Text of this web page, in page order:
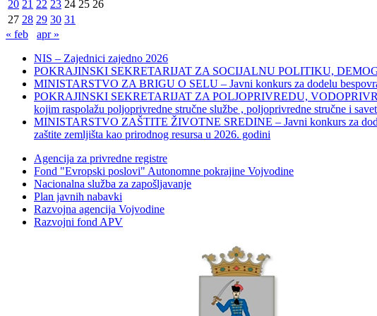
20 21 22 23 24 25 26
27 28 29 30 31
« feb
apr »
NIS – Zajednici zajedno 2026
POKRAJINSKI SEKRETARIJAT ZA SOCIJALNU POLITIKU,
MINISTARSTVO ZA BRIGU O SELU – Javni konkurs za dodelu
POKRAJINSKI SEKRETARIJAT ZA POLJOPRIVREDU,
kojim raspolažu poljoprivredne stručne službe , poljoprivredne stručne i
MINISTARSTVO ZAŠTITE ŽIVOTNE SREDINE – Javni konkurs za
zaštite zemljišta kao prirodnog resursa u 2026. godini
Agencija za privredne registre
Fond "Evropski poslovi" Autonomne pokrajine Vojvodine
Nacionalna služba za zapošljavanje
Plan javnih nabavki
Razvojna agencija Vojvodine
Razvojni fond APV